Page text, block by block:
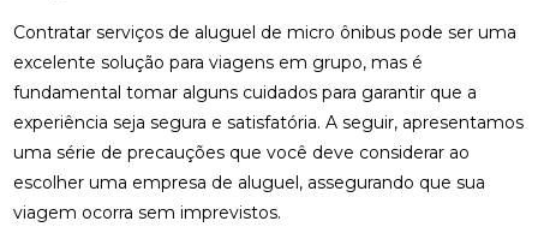
Contratar serviços de aluguel de micro ônibus pode ser uma
excelente solução para viagens em grupo, mas é
fundamental tomar alguns cuidados para garantir que a
experiência seja segura e satisfatória. A seguir, apresentamos
uma série de precauções que você deve considerar ao
escolher uma empresa de aluguel, assegurando que sua
viagem ocorra sem imprevistos.